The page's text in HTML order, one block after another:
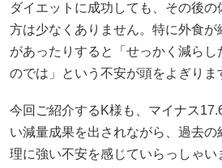
ダイエットに成功しても、その後の
方は少なくありません。特に外食が
があったりすると「せっかく減らし
のでは」という不安が頭をよぎりま
今回ご紹介するK様も、マイナス
い減量成果を出されながら、過去
理に強い不安を感じていらっしゃい